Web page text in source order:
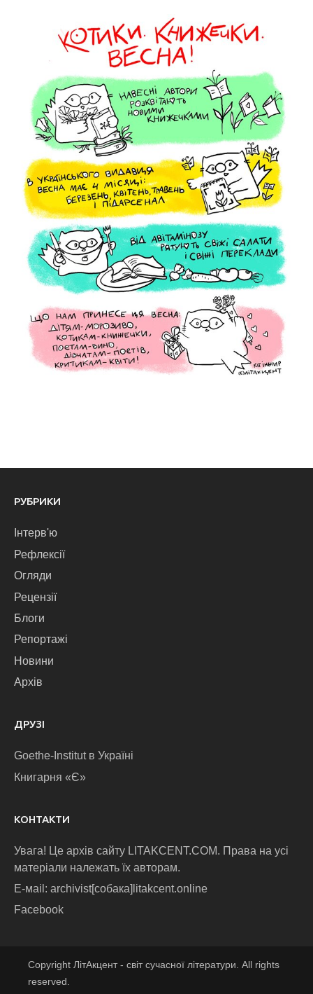
РУБРИКИ
Інтерв'ю
Рефлексії
Огляди
Рецензії
Блоги
Репортажі
Новини
Архів
ДРУЗІ
Goethe-Institut в Україні
Книгарня «Є»
КОНТАКТИ
Увага! Це архів сайту LITAKCENT.COM. Права на усі
матеріали належать їх авторам.
E-маіl: archivist[собака]litakcent.online
Facebook
Copyright ЛітАкцент - світ сучасної літератури. All rights
reserved.